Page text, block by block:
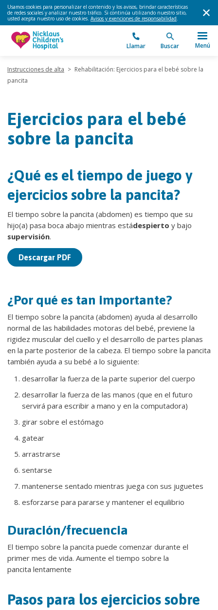
Usamos cookies para personalizar el contenido y los avisos, brindar características
de redes sociales y analizar nuestro tráfico. Si continúa utilizando nuestro sitio,
usted acepta nuestro uso de cookies. Avisos y exenciones de responsabilidad.
Llamar Buscar Menú
Instrucciones de alta > Rehabilitación: Ejercicios para el bebé sobre la
pancita
Ejercicios para el bebé
sobre la pancita
¿Qué es el tiempo de juego y
ejercicios sobre la pancita?
El tiempo sobre la pancita (abdomen) es tiempo que su
hijo(a) pasa boca abajo mientras estádespierto y bajo
supervisión.
Descargar PDF
¿Por qué es tan importante?
El tiempo sobre la pancita (abdomen) ayuda al desarrollo
normal de las habilidades motoras del bebé, previene la
rigidez muscular del cuello y el desarrollo de partes planas
en la parte posterior de la cabeza. El tiempo sobre la pancita
también ayuda a su bebé a lo siguiente:
desarrollar la fuerza de la parte superior del cuerpo
desarrollar la fuerza de las manos (que en el futuro
servirá para escribir a mano y en la computadora)
girar sobre el estómago
gatear
arrastrarse
sentarse
mantenerse sentado mientras juega con sus juguetes
esforzarse para pararse y mantener el equilibrio
Duración/frecuencia
El tiempo sobre la pancita puede comenzar durante el
primer mes de vida. Aumente el tiempo sobre la
pancita lentamente
Pasos para los ejercicios sobre